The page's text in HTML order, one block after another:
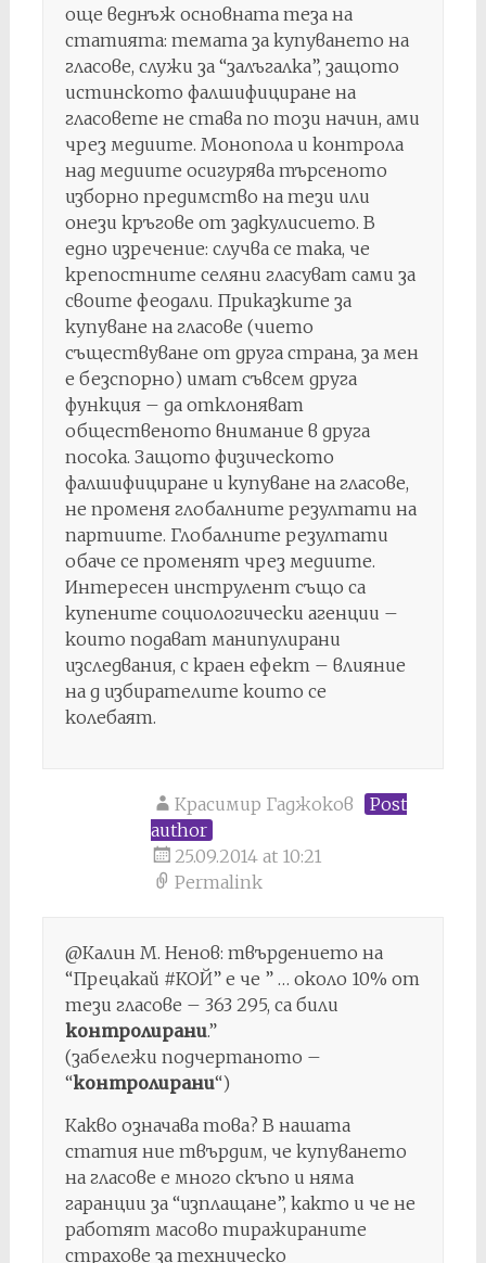
още веднъж основната теза на
статията: темата за купуването на
гласове, служи за “залъгалка”, защото
истинското фалшифициране на
гласовете не става по този начин, ами
чрез медиите. Монопола и контрола
над медиите осигурява търсеното
изборно предимство на тези или
онези кръгове от задкулисието. В
едно изречение: случва се така, че
крепостните селяни гласуват сами за
своите феодали. Приказките за
купуване на гласове (чието
съществуване от друга страна, за мен
е безспорно) имат съвсем друга
функция – да отклоняват
общественото внимание в друга
посока. Защото физическото
фалшифициране и купуване на гласове,
не променя глобалните резултати на
партиите. Глобалните резултати
обаче се променят чрез медиите.
Интересен инструлент също са
купените социологически агенции –
които подават манипулирани
изследвания, с краен ефект – влияние
на д избирателите които се
колебаят.
Красимир Гаджоков
Post
author
25.09.2014 at 10:21
Permalink
@Калин М. Ненов: твърдението на
“Прецакай #КОЙ” е че ” … около 10% от
тези гласове – 363 295, са били
контролирани.”
(забележи подчертаното –
“контролирани“)
Какво означава това? В нашата
статия ние твърдим, че купуването
на гласове е много скъпо и няма
гаранции за “изплащане”, както и че не
работят масово тиражираните
страхове за техническо